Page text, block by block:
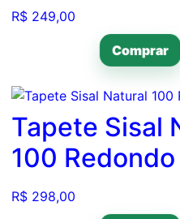
R$ 249,00
Comprar
Tapete Sisal
100 Redondo
R$ 298,00